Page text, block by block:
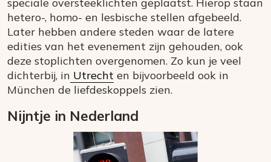
hetero-, homo- en lesbische stellen afgebeeld.
Later hebben andere steden waar de latere
edities van het evenement zijn gehouden, ook
deze stoplichten overgenomen. Zo kun je veel
dichterbij, in Utrecht en bijvoorbeeld ook in
München de liefdeskoppels zien.
Nijntje in Nederland